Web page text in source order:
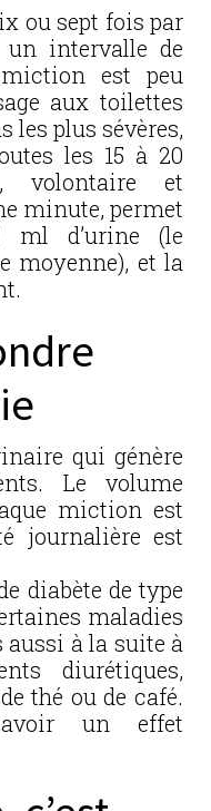
ou sept fois par
intervalle de
est peu
aux toilettes
les plus sévères,
les 15 à 20
volontaire et
minute, permet
ml d’urine (le
moyenne), et la
qui génère
Le volume
miction est
journalière est
diabète de type
maladies
à la suite à
diurétiques,
thé ou de café.
un effet